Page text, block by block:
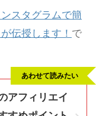
スタグラムで簡
伝授します！ で
アフィリエイ
あわせて読みたい